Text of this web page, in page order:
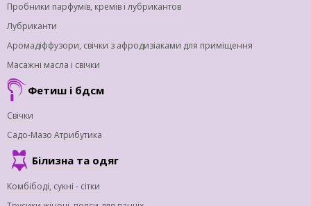
Пробники парфумів, кремів і лубрикантов
Лубриканти
Аромадіффузори, свічки з афродизіаками для приміщення
Масажні масла і свічки
Фетиш і бдсм
Свічки
Садо-Мазо Атрибутика
Білизна та одяг
Комбібоді, сукні - сітки